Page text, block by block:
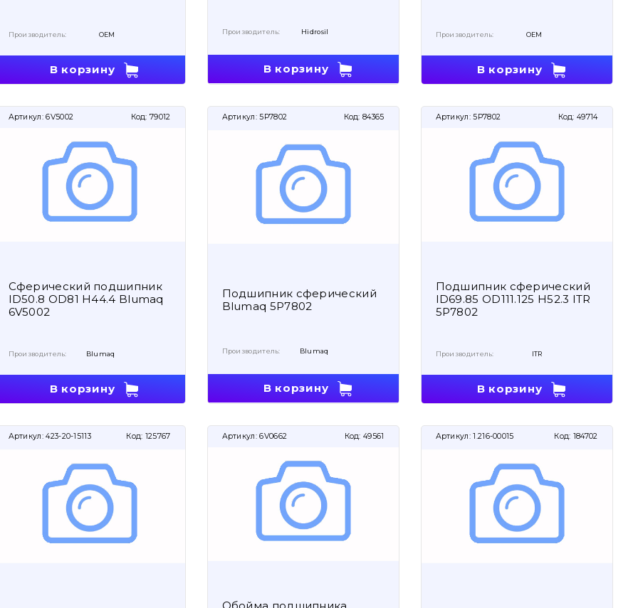
Производитель: OEM
В корзину
Производитель: Hidrosil
В корзину
Производитель: OEM
В корзину
Артикул: 6V5002 Код: 79012
Сферический подшипник
ID50.8 OD81 H44.4 Blumaq
6V5002
Производитель: Blumaq
В корзину
Артикул: 5P7802 Код: 84365
Подшипник сферический
Blumaq 5P7802
Производитель: Blumaq
В корзину
Артикул: 5P7802 Код: 49714
Подшипник сферический
ID69.85 OD111.125 H52.3 ITR
5P7802
Производитель: ITR
В корзину
Артикул: 423-20-15113 Код: 125767 Артикул: 6V0662 Код: 49561
Обойма подшипника
Артикул: 1.216-00015 Код: 184702